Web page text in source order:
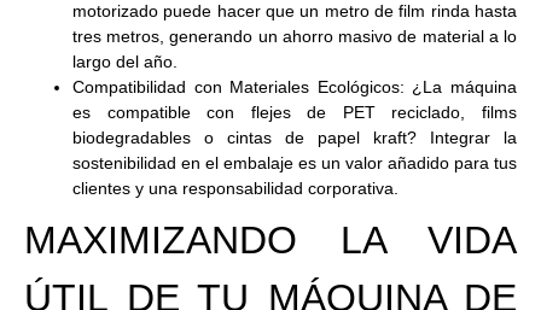
motorizado puede hacer que un metro de film rinda hasta
tres metros, generando un ahorro masivo de material a lo
largo del año.
Compatibilidad con Materiales Ecológicos: ¿La máquina
es compatible con flejes de PET reciclado, films
biodegradables o cintas de papel kraft? Integrar la
sostenibilidad en el embalaje es un valor añadido para tus
clientes y una responsabilidad corporativa.
MAXIMIZANDO LA VIDA
ÚTIL DE TU MÁQUINA DE